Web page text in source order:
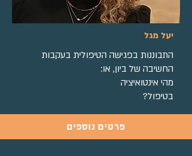
יעל מגל
התבוננות בפגישה הטיפולית בעקבות
החשיבה של ביון, או:
מהי אינטואיציה
בטיפול?
פרטים נוספים